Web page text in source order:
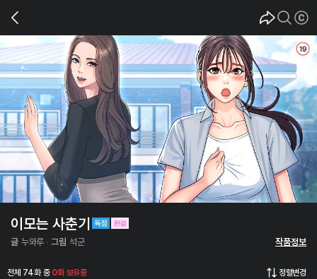
이모는 사춘기
글 누와루 그림 석군 작품정보
전체 74화 중 0화 보유중 정렬변경